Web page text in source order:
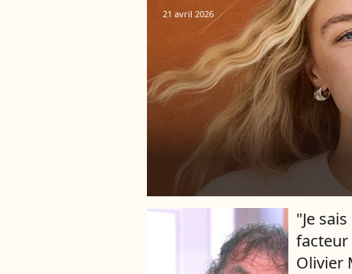
21 avril 2026
"Je
facteur
Olivier